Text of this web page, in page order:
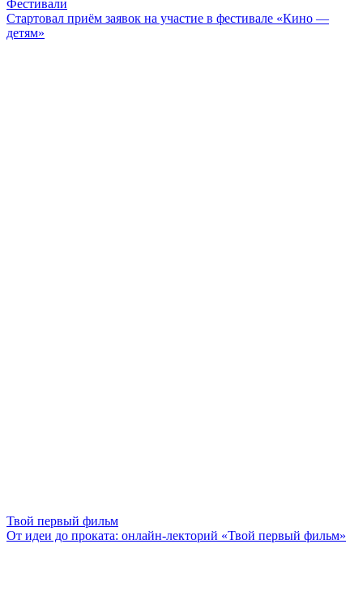
Фестивали
Стартовал приём заявок на участие в фестивале «Кино —
детям»
Твой первый фильм
От идеи до проката: онлайн-лекторий «Твой первый фильм»